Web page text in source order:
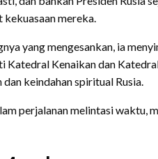
mereka.
yang mengesankan, ia
Kenaikan dan
keindahan spiritual Rusia.
perjalanan melintasi waktu,